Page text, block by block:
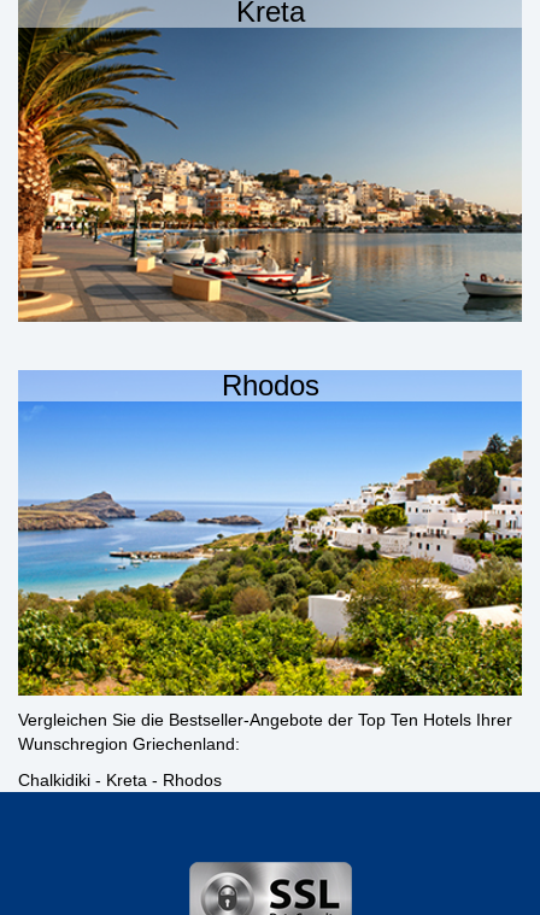
Kreta
Rhodos
Vergleichen Sie die Bestseller-Angebote der Top Ten Hotels Ihrer
Wunschregion Griechenland:
Chalkidiki - Kreta - Rhodos